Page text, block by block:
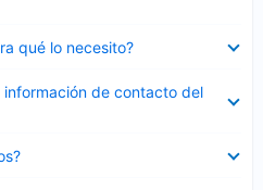
qué lo necesito?
de contacto del